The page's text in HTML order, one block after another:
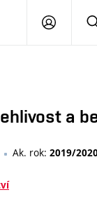
a
Ak. rok: 2019/